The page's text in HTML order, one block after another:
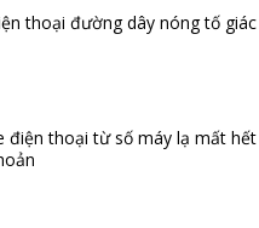
thoại đường dây nóng tố
điện thoại từ số máy lạ mất